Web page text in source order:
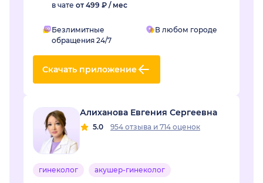
в чате от 499 ₽ / мес
Безлимитные
обращения 24/7
В любом городе
Скачать приложение
Алиханова Евгения Сергеевна
5.0 954 отзыва и 714 оценок
гинеколог акушер-гинеколог